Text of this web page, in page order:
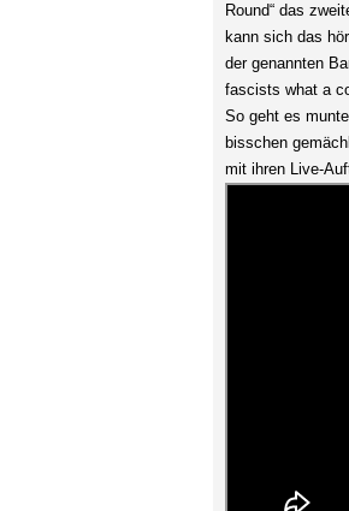
Round“ das
kann sich das
der genannten
fascists what a
So geht es
bisschen
mit ihren Live-